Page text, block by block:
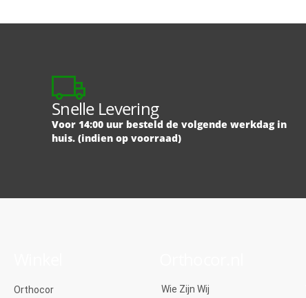
Snelle Levering
Voor 14:00 uur besteld de volgende werkdag in
huis. (indien op voorraad)
Orthocor
Wie Zijn Wij